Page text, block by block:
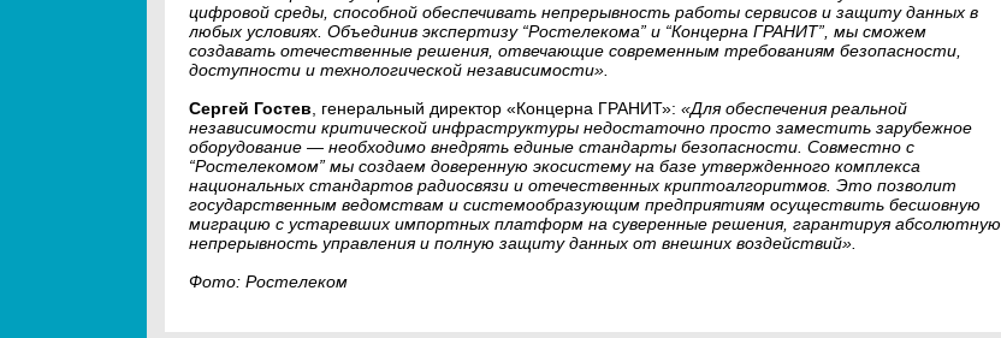
цифровой среды, способной обеспечивать непрерывность работы сервисов и защиту данных в
любых условиях. Объединив экспертизу “Ростелекома” и “Концерна ГРАНИТ”, мы сможем
создавать отечественные решения, отвечающие современным требованиям безопасности,
доступности и технологической независимости».
Сергей Гостев , генеральный директор «Концерна ГРАНИТ»: «Для обеспечения реальной
независимости критической инфраструктуры недостаточно просто заместить зарубежное
оборудование — необходимо внедрять единые стандарты безопасности. Совместно с
“Ростелекомом” мы создаем доверенную экосистему на базе утвержденного комплекса
национальных стандартов радиосвязи и отечественных криптоалгоритмов. Это позволит
государственным ведомствам и системообразующим предприятиям осуществить бесшовную
миграцию с устаревших импортных платформ на суверенные решения, гарантируя абсолютную
непрерывность управления и полную защиту данных от внешних воздействий».
Фото: Ростелеком